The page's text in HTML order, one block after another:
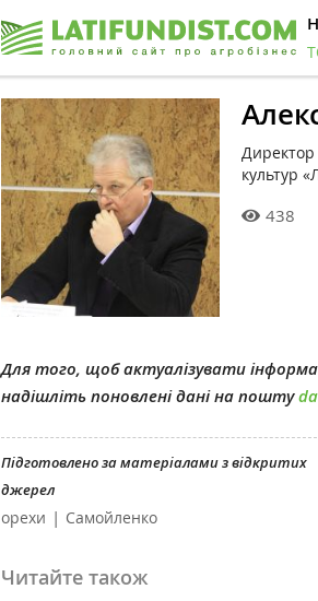
Директор
культур
438
Для того, щоб актуалізувати
надішліть поновлені дані на пошту
Підготовлено за матеріалами з відкритих
джерел
орехи | Самойленко
Читайте також